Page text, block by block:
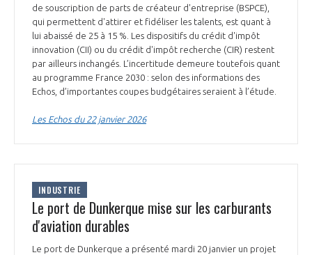
de souscription de parts de créateur d'entreprise (BSPCE),
qui permettent d'attirer et fidéliser les talents, est quant à
lui abaissé de 25 à 15 %. Les dispositifs du crédit d'impôt
innovation (CII) ou du crédit d'impôt recherche (CIR) restent
par ailleurs inchangés. L’incertitude demeure toutefois quant
au programme France 2030 : selon des informations des
Echos, d’importantes coupes budgétaires seraient à l’étude.
Les Echos du 22 janvier 2026
INDUSTRIE
Le port de Dunkerque mise sur les carburants
d'aviation durables
Le port de Dunkerque a présenté mardi 20 janvier un projet